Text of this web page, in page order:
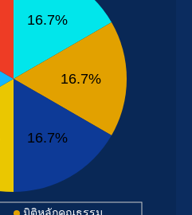
16.7%
16.7%
16.7%